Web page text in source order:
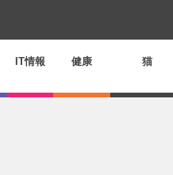
IT情報 健康 猫